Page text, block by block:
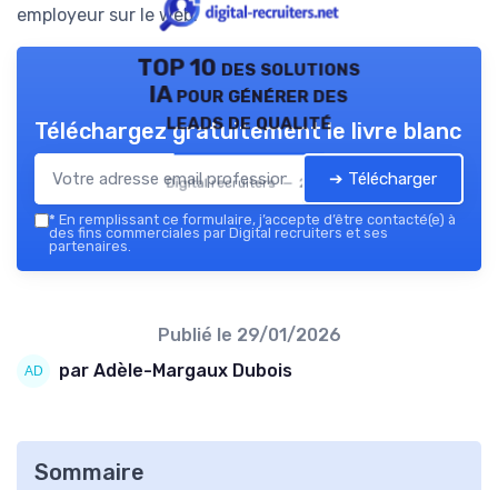
employeur sur le web.
TOP 10 des solutions
IA pour générer des
leads de qualité
Digital recruiters — 2026
Téléchargez gratuitement le livre blanc
➔ Télécharger
* En remplissant ce formulaire, j’accepte d’être contacté(e) à
des fins commerciales par Digital recruiters et ses
partenaires.
Publié le 29/01/2026
par Adèle-Margaux Dubois
Sommaire